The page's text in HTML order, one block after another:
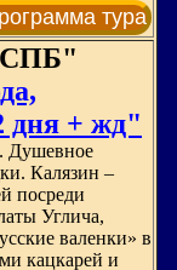
тура
СПБ"
дня + жд"
Душевное
Калязин –
посреди
Углича,
валенки» в
кацкарей и